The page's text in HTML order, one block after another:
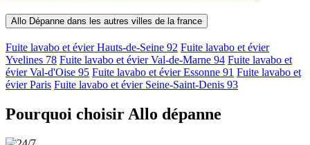
Allo Dépanne dans les autres villes de la france
Fuite lavabo et évier Hauts-de-Seine 92 Fuite lavabo et évier
Yvelines 78 Fuite lavabo et évier Val-de-Marne 94 Fuite lavabo et
évier Val-d'Oise 95 Fuite lavabo et évier Essonne 91 Fuite lavabo et
évier Paris Fuite lavabo et évier Seine-Saint-Denis 93
Pourquoi choisir Allo dépanne